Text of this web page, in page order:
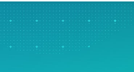
所有解决方案
分析
统计学和预测分析